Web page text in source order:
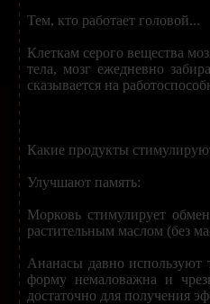
Тем, кто работает головой...
Клеткам серого вещества
тела, мозг ежедневно
сказывается на
Какие продукты
Улучшают память:
Морковь стимулирует
растительным маслом (без
Ананасы давно используют
форму немаловажна и
достаточно для получения